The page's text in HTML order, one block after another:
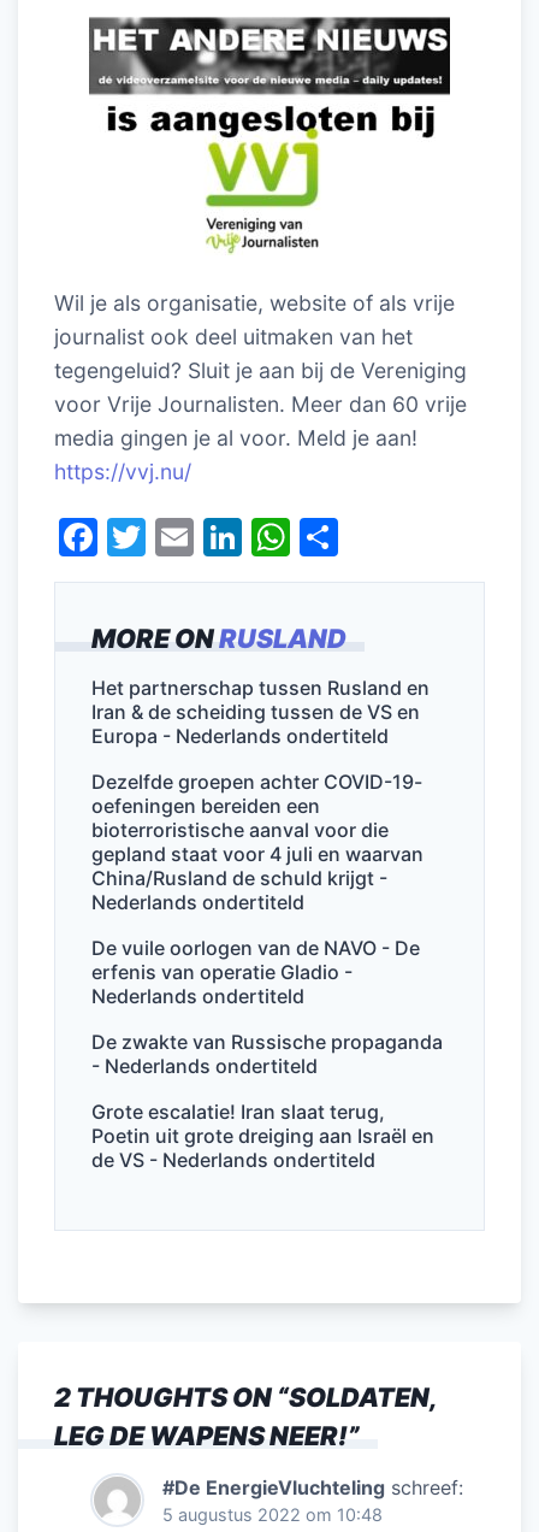
MORE ONRUSLAND
Het partnerschap tussen Rusland en
Iran & de scheiding tussen de VS en
Europa - Nederlands ondertiteld
Dezelfde groepen achter COVID-19-
oefeningen bereiden een
bioterroristische aanval voor die
gepland staat voor 4 juli en waarvan
China/Rusland de schuld krijgt -
Nederlands ondertiteld
De vuile oorlogen van de NAVO - De
erfenis van operatie Gladio -
Nederlands ondertiteld
De zwakte van Russische propaganda
- Nederlands ondertiteld
Grote escalatie! Iran slaat terug,
Poetin uit grote dreiging aan Israël en
de VS - Nederlands ondertiteld
Wil je als organisatie, website of als vrije
journalist ook deel uitmaken van het
tegengeluid? Sluit je aan bij de Vereniging
voor Vrije Journalisten. Meer dan 60 vrije
media gingen je al voor. Meld je aan!
https://vvj.nu/
F
a
e
b
o
o
k
T
w
er
E
m
l
Li
n
e
dI
n
W
h
s
A
p
p
el
n
2 THOUGHTS ON “SOLDATEN,
LEG DE WAPENS NEER!”
#De EnergieVluchteling schreef:
5 augustus 2022 om 10:48